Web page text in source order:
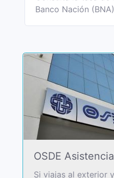
Banco Nación
OSDE
Si viajas al exterior